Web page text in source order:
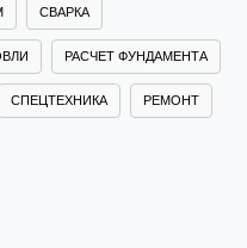
СВАРКА
РАСЧЕТ ФУНДАМЕНТА
СПЕЦТЕХНИКА РЕМОНТ